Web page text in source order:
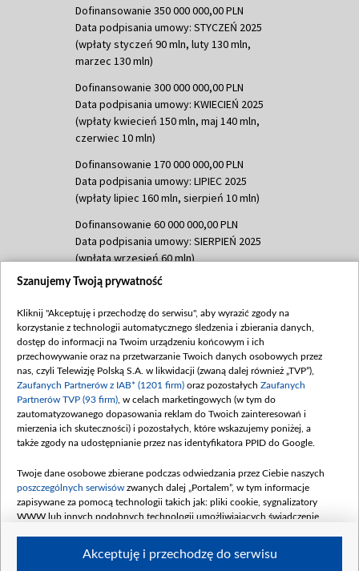
Dofinansowanie 350 000 000,00 PLN
Data podpisania umowy: STYCZEŃ 2025
(wpłaty styczeń 90 mln, luty 130 mln,
marzec 130 mln)
Dofinansowanie 300 000 000,00 PLN
Data podpisania umowy: KWIECIEŃ 2025
(wpłaty kwiecień 150 mln, maj 140 mln,
czerwiec 10 mln)
Dofinansowanie 170 000 000,00 PLN
Data podpisania umowy: LIPIEC 2025
(wpłaty lipiec 160 mln, sierpień 10 mln)
Dofinansowanie 60 000 000,00 PLN
Data podpisania umowy: SIERPIEŃ 2025
(wpłata wrzesień 60 mln)
Dofinansowanie 635 783 051,21 PLN
(wpłata wrzesień 100 mln, październik 350
mln, listopad 265 mln)
Dofinansowanie 48 862 000,00 PLN
Data podpisania umowy: GRUDZIEŃ 2025
(wpłata grudzień 60,548 mln)
Dofinansowanie 900 000 000,00 PLN
Data podpisania umowy: LUTY 2026 (wpłata
kwiecień 180 mln, 7 maja 180 mln, 8
czerwca 90 mln)
Dofinansowanie 250 000 000,00 PLN
4 sierpnia 250 mln
Szanujemy Twoją prywatność
Kliknij "Akceptuję i przechodzę do serwisu", aby wyrazić zgody na
korzystanie z technologii automatycznego śledzenia i zbierania danych,
dostęp do informacji na Twoim urządzeniu końcowym i ich
przechowywanie oraz na przetwarzanie Twoich danych osobowych przez
nas, czyli Telewizję Polską S.A. w likwidacji (zwaną dalej również „TVP”),
Zaufanych Partnerów z IAB* (1201 firm) oraz pozostałych Zaufanych
Partnerów TVP (93 firm) , w celach marketingowych (w tym do
zautomatyzowanego dopasowania reklam do Twoich zainteresowań i
mierzenia ich skuteczności) i pozostałych, które wskazujemy poniżej, a
także zgody na udostępnianie przez nas identyfikatora PPID do Google.
Twoje dane osobowe zbierane podczas odwiedzania przez Ciebie naszych
poszczególnych serwisów zwanych dalej „Portalem”, w tym informacje
zapisywane za pomocą technologii takich jak: pliki cookie, sygnalizatory
WWW lub innych podobnych technologii umożliwiających świadczenie
Akceptuję i przechodzę do serwisu